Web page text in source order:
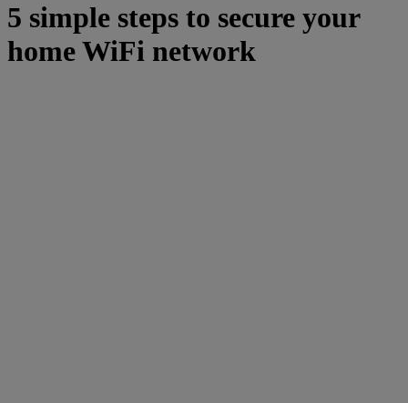
5 simple steps to secure your
home WiFi network